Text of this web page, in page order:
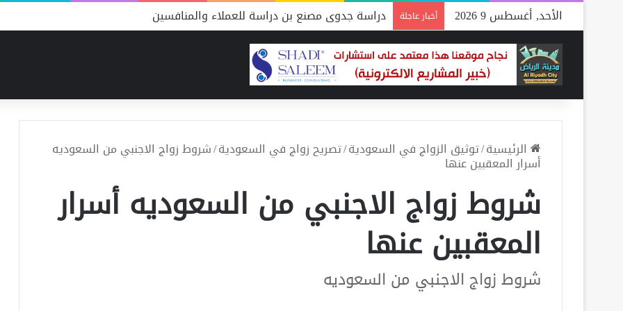
الأحد, أغسطس 9 2026 أخبار عاجلة دراسة جدوى مصنع بن دراسة للعملاء والمنافسين
الرئيسية/توثيق الزواج في السعودية/تصريح زواج في السعودية/شروط زواج الاجنبي من السعوديه
أسرار المعقبين عنها
شروط زواج الاجنبي من السعوديه أسرار
المعقبين عنها
شروط زواج الاجنبي من السعوديه